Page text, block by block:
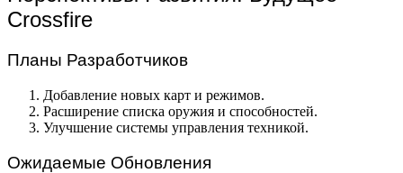
Crossfire
Планы Разработчиков
Добавление новых карт и режимов.
Расширение списка оружия и способностей.
Улучшение системы управления техникой.
Ожидаемые Обновления